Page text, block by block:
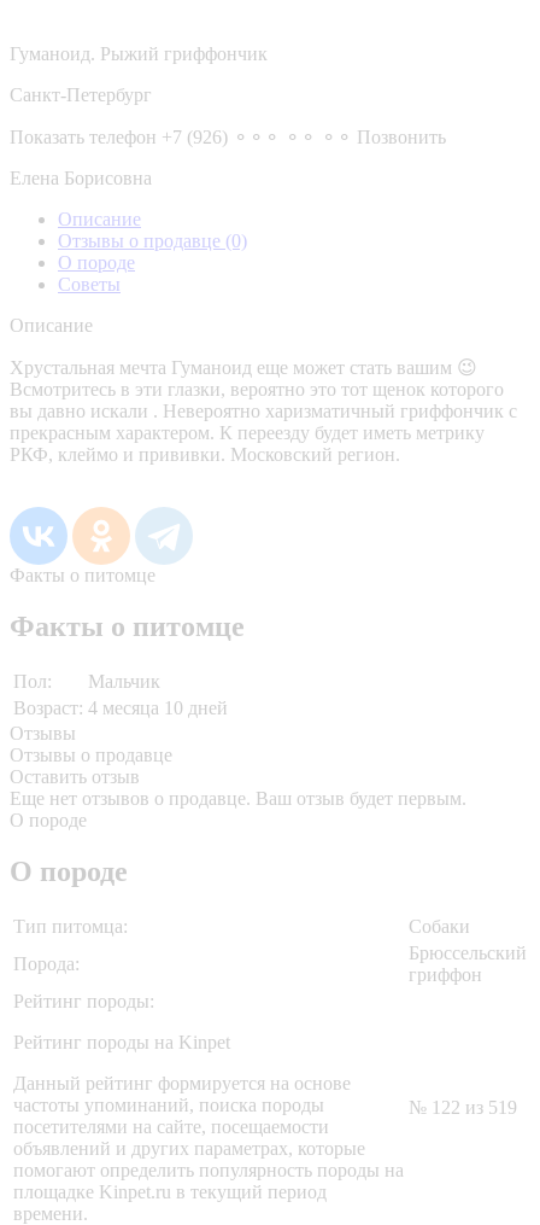
Гуманоид. Рыжий гриффончик
Санкт-Петербург
Показать телефон +7 (926) ⚬⚬⚬ ⚬⚬ ⚬⚬ Позвонить
Елена Борисовна
Описание
Отзывы о продавце (0)
О породе
Советы
Описание
Хрустальная мечта Гуманоид еще может стать вашим 😉
Всмотритесь в эти глазки, вероятно это тот щенок которого
вы давно искали . Невероятно харизматичный гриффончик с
прекрасным характером. К переезду будет иметь метрику
РКФ, клеймо и прививки. Московский регион.
Факты о питомце
Факты о питомце
Пол:
Мальчик
Возраст: 4 месяца 10 дней
Отзывы
Отзывы о продавце
Оставить отзыв
Еще нет отзывов о продавце. Ваш отзыв будет первым.
О породе
О породе
Тип питомца:
Собаки
Порода:
Брюссельский
гриффон
Рейтинг породы:
Рейтинг породы на Kinpet
Данный рейтинг формируется на основе
частоты упоминаний, поиска породы
посетителями на сайте, посещаемости
объявлений и других параметрах, которые
помогают определить популярность породы на
площадке Kinpet.ru в текущий период
времени.
№ 122 из 519